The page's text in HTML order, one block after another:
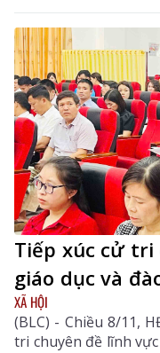
Tiếp xúc cử tri
giáo dục và
XÃ HỘI
(BLC) - Chiều 8/11,
tri chuyên đề lĩnh